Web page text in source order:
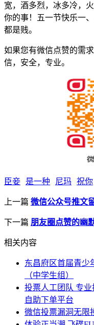
宽，酒多烈，冰多冷，
你的事！五一节快乐一
都是贱。
如果您有微信点赞的需
信，安全，专业。
臣妾 是一种 尼玛 祝你
上一篇 微信公众号推文
下一篇 朋友圈点赞的幽
相关内容
东昌府区首届青少
（中学生组）
投票人工团队 专
自助下单平台
微信投票漏洞无限